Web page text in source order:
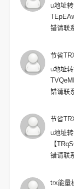
u地址
错请联
节省
u地址
错请联
节省
u地址
【
错请联
trx能量